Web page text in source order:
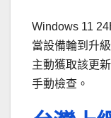
Windows 11
當設備輪到升
主動獲取該更
手動檢查。